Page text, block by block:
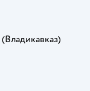
(Владикавказ)